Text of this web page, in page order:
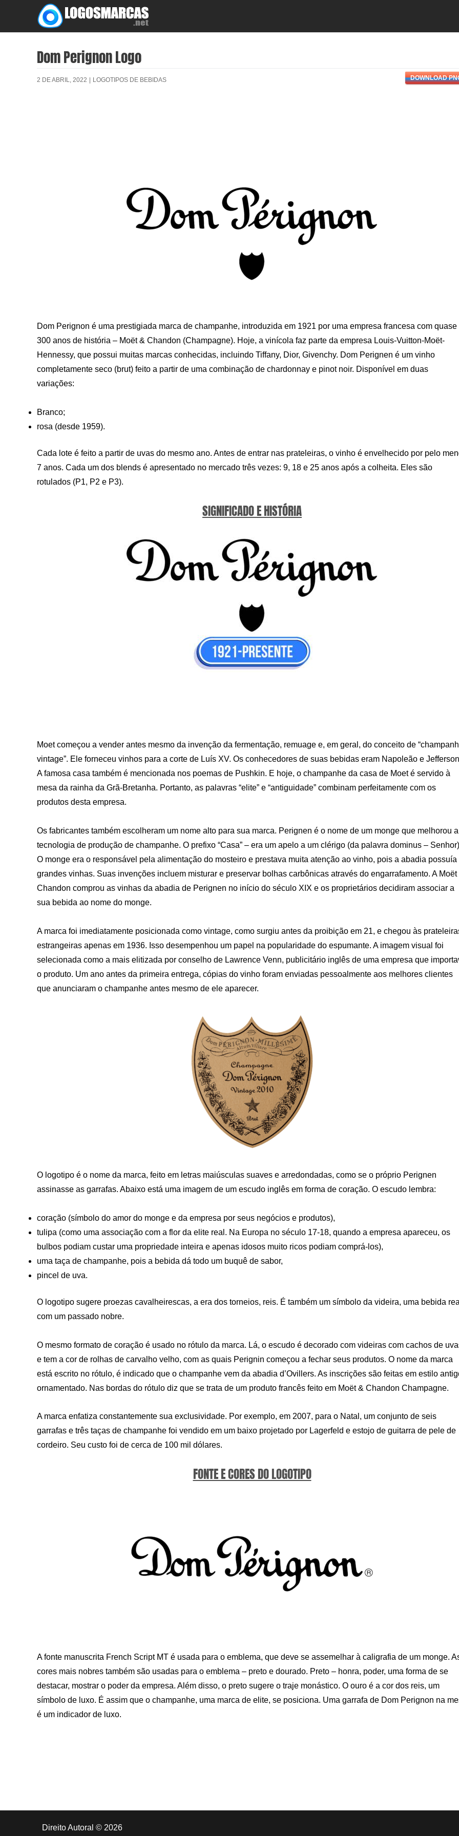
content
Dom Perignon Logo
2 DE ABRIL, 2022 | LOGOTIPOS DE BEBIDAS DOWNLOAD
Dom Perignon é uma prestigiada marca de champanhe, introduzida em 1921 por uma empresa francesa com quase
300 anos de história – Moët & Chandon (Champagne). Hoje, a vinícola faz parte da empresa Louis-Vuitton-Moët-
Hennessy, que possui muitas marcas conhecidas, incluindo Tiffany, Dior, Givenchy. Dom Perignen é um vinho
completamente seco (brut) feito a partir de uma combinação de chardonnay e pinot noir. Disponível em duas
variações:
Branco;
rosa (desde 1959).
Cada lote é feito a partir de uvas do mesmo ano. Antes de entrar nas prateleiras, o vinho é envelhecido por pelo
7 anos. Cada um dos blends é apresentado no mercado três vezes: 9, 18 e 25 anos após a colheita. Eles são
rotulados (P1, P2 e P3).
SIGNIFICADO E HISTÓRIA
Moet começou a vender antes mesmo da invenção da fermentação, remuage e, em geral, do conceito de
vintage”. Ele forneceu vinhos para a corte de Luís XV. Os conhecedores de suas bebidas eram Napoleão e
A famosa casa também é mencionada nos poemas de Pushkin. E hoje, o champanhe da casa de Moet é servido à
mesa da rainha da Grã-Bretanha. Portanto, as palavras “elite” e “antiguidade” combinam perfeitamente com os
produtos desta empresa.
Os fabricantes também escolheram um nome alto para sua marca. Perignen é o nome de um monge que melhorou a
tecnologia de produção de champanhe. O prefixo “Casa” – era um apelo a um clérigo (da palavra dominus –
O monge era o responsável pela alimentação do mosteiro e prestava muita atenção ao vinho, pois a abadia possuía
grandes vinhas. Suas invenções incluem misturar e preservar bolhas carbônicas através do engarrafamento. A Moët
Chandon comprou as vinhas da abadia de Perignen no início do século XIX e os proprietários decidiram associar a
sua bebida ao nome do monge.
A marca foi imediatamente posicionada como vintage, como surgiu antes da proibição em 21, e chegou às
estrangeiras apenas em 1936. Isso desempenhou um papel na popularidade do espumante. A imagem visual foi
selecionada como a mais elitizada por conselho de Lawrence Venn, publicitário inglês de uma empresa que
o produto. Um ano antes da primeira entrega, cópias do vinho foram enviadas pessoalmente aos melhores clientes
que anunciaram o champanhe antes mesmo de ele aparecer.
O logotipo é o nome da marca, feito em letras maiúsculas suaves e arredondadas, como se o próprio Perignen
assinasse as garrafas. Abaixo está uma imagem de um escudo inglês em forma de coração. O escudo lembra:
coração (símbolo do amor do monge e da empresa por seus negócios e produtos),
tulipa (como uma associação com a flor da elite real. Na Europa no século 17-18, quando a empresa apareceu, os
bulbos podiam custar uma propriedade inteira e apenas idosos muito ricos podiam comprá-los),
uma taça de champanhe, pois a bebida dá todo um buquê de sabor,
pincel de uva.
O logotipo sugere proezas cavalheirescas, a era dos torneios, reis. É também um símbolo da videira, uma bebida real
com um passado nobre.
O mesmo formato de coração é usado no rótulo da marca. Lá, o escudo é decorado com videiras com cachos de
e tem a cor de rolhas de carvalho velho, com as quais Perignin começou a fechar seus produtos. O nome da marca
está escrito no rótulo, é indicado que o champanhe vem da abadia d’Ovillers. As inscrições são feitas em estilo
ornamentado. Nas bordas do rótulo diz que se trata de um produto francês feito em Moët & Chandon Champagne.
A marca enfatiza constantemente sua exclusividade. Por exemplo, em 2007, para o Natal, um conjunto de seis
garrafas e três taças de champanhe foi vendido em um baixo projetado por Lagerfeld e estojo de guitarra de pele de
cordeiro. Seu custo foi de cerca de 100 mil dólares.
FONTE E CORES DO LOGOTIPO
A fonte manuscrita French Script MT é usada para o emblema, que deve se assemelhar à caligrafia de um monge.
cores mais nobres também são usadas para o emblema – preto e dourado. Preto – honra, poder, uma forma de se
destacar, mostrar o poder da empresa. Além disso, o preto sugere o traje monástico. O ouro é a cor dos reis, um
símbolo de luxo. É assim que o champanhe, uma marca de elite, se posiciona. Uma garrafa de Dom Perignon na
é um indicador de luxo.
Direito Autoral © 2026